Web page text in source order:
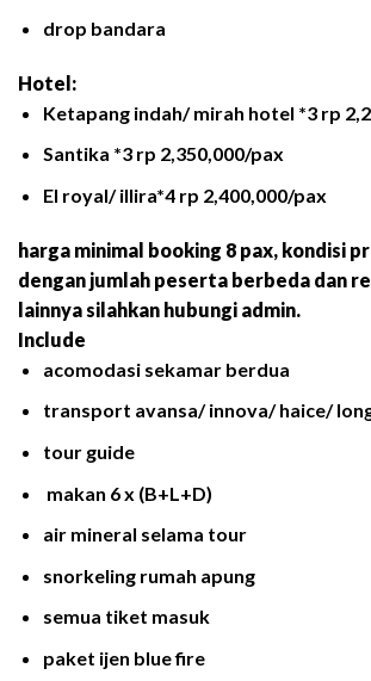
drop bandara
Hotel:
Ketapang indah/ mirah hotel *3 rp
Santika *3 rp 2,350,000/pax
El royal/ illira*4 rp 2,400,000/pax
harga minimal booking 8 pax, kondisi
dengan jumlah peserta berbeda dan
lainnya silahkan hubungi admin.
Include
acomodasi sekamar berdua
transport avansa/ innova/ haice/
tour guide
makan 6 x (B+L+D)
air mineral selama tour
snorkeling rumah apung
semua tiket masuk
paket ijen blue fire